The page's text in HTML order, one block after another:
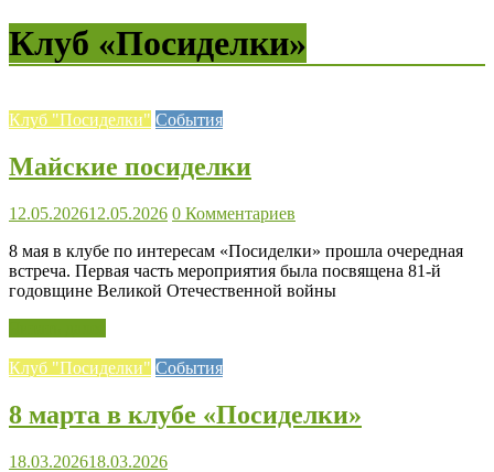
Клуб «Посиделки»
Клуб "Посиделки" События
Майские посиделки
12.05.202612.05.2026 0 Комментариев
8 мая в клубе по интересам «Посиделки» прошла очередная
встреча. Первая часть мероприятия была посвящена 81-й
годовщине Великой Отечественной войны
Клуб "Посиделки" События
8 марта в клубе «Посиделки»
18.03.202618.03.2026